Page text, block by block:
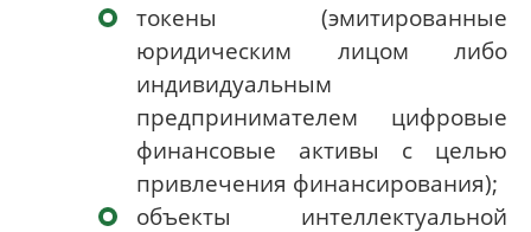
токены (эмитированные
юридическим лицом либо
индивидуальным
предпринимателем цифровые
финансовые активы с целью
привлечения финансирования);
объекты интеллектуальной